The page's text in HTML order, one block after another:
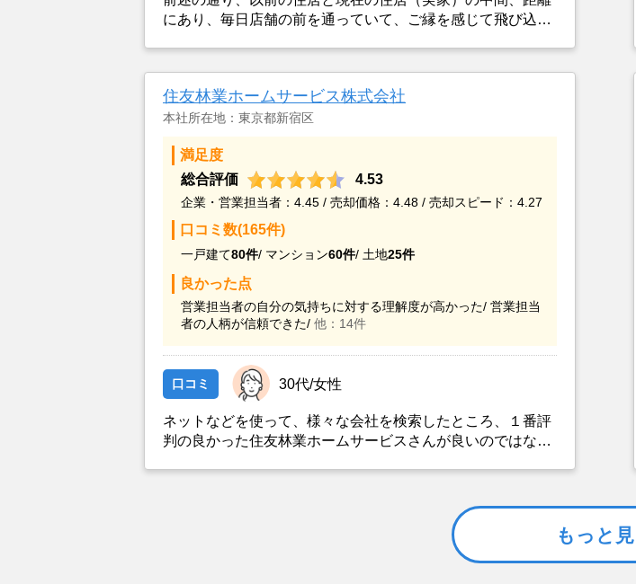
にあり、毎日店舗の前を通っていて、ご縁を感じて飛び込み
住友林業ホームサービス株式会社
本社所在地：東京都新宿区
満足度
総合評価
4.53
企業・営業担当者：4.45 / 売却価格：4.48 / 売却スピード：4.27
口コミ数(165件)
一戸建て80件/ マンション60件/ 土地25件
良かった点
営業担当者の自分の気持ちに対する理解度が高かった/ 営業担当
者の人柄が信頼できた/ 他：14件
口コミ 30代/女性
ネットなどを使って、様々な会社を検索したところ、１番評
判の良かった住友林業ホームサービスさんが良いのではない
もっと